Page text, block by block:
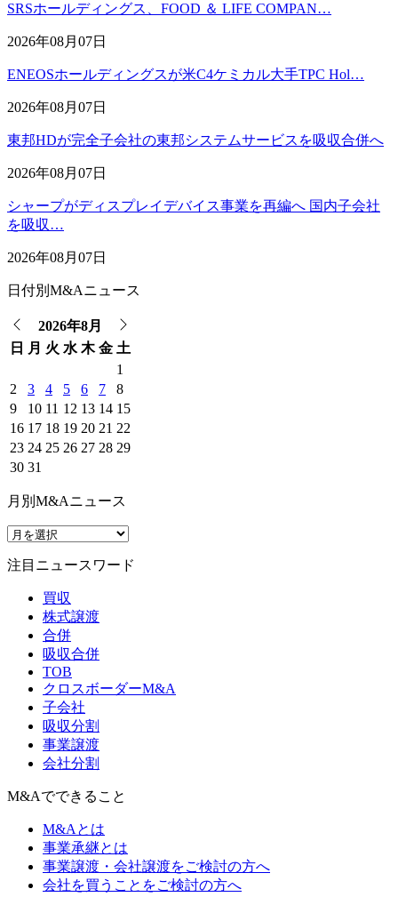
SRSホールディングス、FOOD ＆ LIFE COMPAN…
2026年08月07日
ENEOSホールディングスが米C4ケミカル大手TPC Hol…
2026年08月07日
東邦HDが完全子会社の東邦システムサービスを吸収合併へ
2026年08月07日
シャープがディスプレイデバイス事業を再編へ 国内子会社
を吸収…
2026年08月07日
日付別M&Aニュース
2026年8月
日
月 火 水 木 金 土
1
2
3 4 5 6 7
8
9
10 11 12 13 14 15
16 17 18 19 20 21 22
23 24 25 26 27 28 29
30 31
月別M&Aニュース
注目ニュースワード
買収
株式譲渡
合併
吸収合併
TOB
クロスボーダーM&A
子会社
吸収分割
事業譲渡
会社分割
M&Aでできること
M&Aとは
事業承継とは
事業譲渡・会社譲渡をご検討の方へ
会社を買うことをご検討の方へ